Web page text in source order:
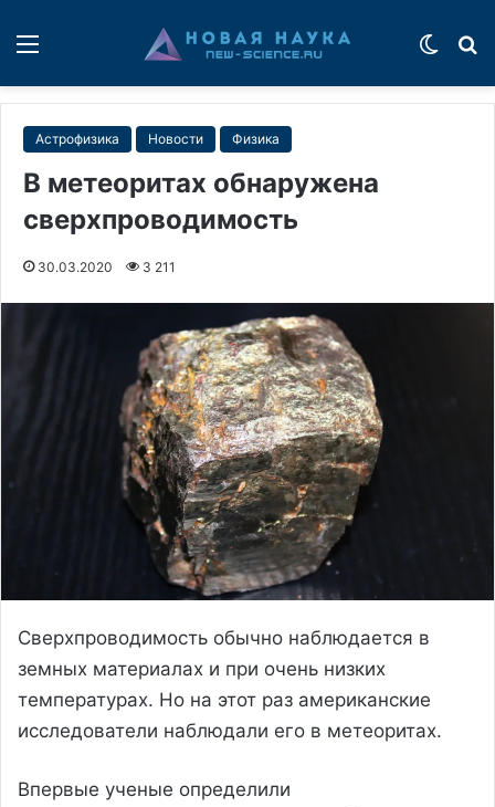
Астрофизика Новости Физика
В метеоритах обнаружена
сверхпроводимость
30.03.2020 3 211
Сверхпроводимость обычно наблюдается в
земных материалах и при очень низких
температурах. Но на этот раз американские
исследователи наблюдали его в метеоритах.
Впервые ученые определили